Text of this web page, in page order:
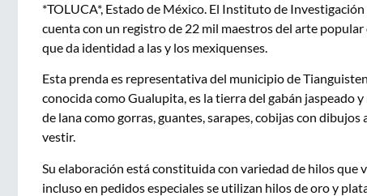
*TOLUCA*, Estado de México. El Instituto de
cuenta con un registro de 22 mil maestros del arte
que da identidad a las y los mexiquenses.
Esta prenda es representativa del municipio de
conocida como Gualupita, es la tierra del gabán jaspeado
de lana como gorras, guantes, sarapes, cobijas con
vestir.
Su elaboración está constituida con variedad de hilos que
incluso en pedidos especiales se utilizan hilos de oro y